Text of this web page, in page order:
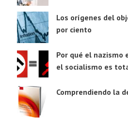
Los orígenes del
por ciento
Por qué el nazismo
el socialismo es
Comprendiendo la